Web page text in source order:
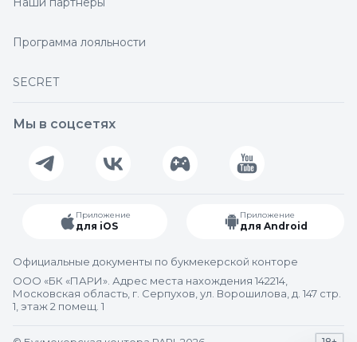
Программа лояльности
SECRET
Мы в соцсетях
Приложение
для iOS
Приложение
для Android
Официальные документы по букмекерской конторе
ООО «БК «ПАРИ». Адрес места нахождения 142214,
Московская область, г. Серпухов, ул. Ворошилова, д. 147 стр.
1, этаж 2 помещ. 1